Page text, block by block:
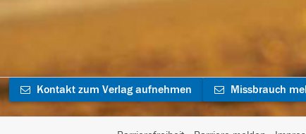
Kontakt zum Verlag aufnehmen Missbrauch